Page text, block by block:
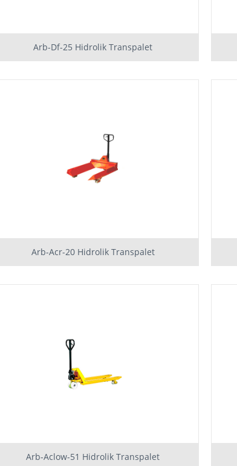
Arb-Df-25 Hidrolik Transpalet
Arb-Acr-20 Hidrolik Transpalet
Arb-Aclow-51 Hidrolik Transpalet